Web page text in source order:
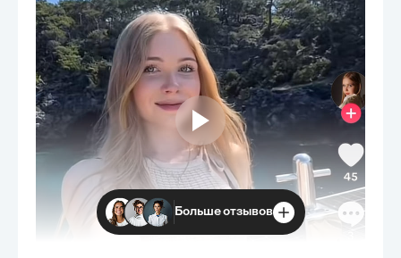
Больше отзывов